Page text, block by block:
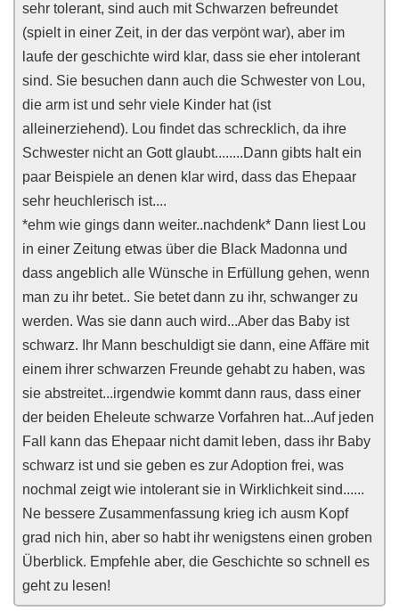
sehr tolerant, sind auch mit Schwarzen befreundet
(spielt in einer Zeit, in der das verpönt war), aber im
laufe der geschichte wird klar, dass sie eher intolerant
sind. Sie besuchen dann auch die Schwester von Lou,
die arm ist und sehr viele Kinder hat (ist
alleinerziehend). Lou findet das schrecklich, da ihre
Schwester nicht an Gott glaubt........Dann gibts halt ein
paar Beispiele an denen klar wird, dass das Ehepaar
sehr heuchlerisch ist....
*ehm wie gings dann weiter..nachdenk* Dann liest Lou
in einer Zeitung etwas über die Black Madonna und
dass angeblich alle Wünsche in Erfüllung gehen, wenn
man zu ihr betet.. Sie betet dann zu ihr, schwanger zu
werden. Was sie dann auch wird...Aber das Baby ist
schwarz. Ihr Mann beschuldigt sie dann, eine Affäre mit
einem ihrer schwarzen Freunde gehabt zu haben, was
sie abstreitet...irgendwie kommt dann raus, dass einer
der beiden Eheleute schwarze Vorfahren hat...Auf jeden
Fall kann das Ehepaar nicht damit leben, dass ihr Baby
schwarz ist und sie geben es zur Adoption frei, was
nochmal zeigt wie intolerant sie in Wirklichkeit sind......
Ne bessere Zusammenfassung krieg ich ausm Kopf
grad nich hin, aber so habt ihr wenigstens einen groben
Überblick. Empfehle aber, die Geschichte so schnell es
geht zu lesen!